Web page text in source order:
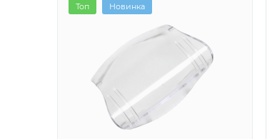
Топ Новинка